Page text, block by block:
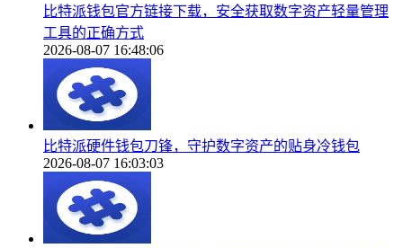
比特派钱包官方链接下载，安全获取数字资产轻量管理
工具的正确方式
2026-08-07 16:48:06
比特派硬件钱包刀锋，守护数字资产的贴身冷钱包
2026-08-07 16:03:03